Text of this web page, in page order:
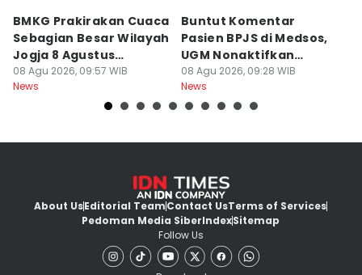
BMKG Prakirakan Cuaca
Sebagian Besar Wilayah
Jogja 8 Agustus
Berawan
08 Agu 2026, 09:57 WIB
News
Buntut Komentar
Pasien BPJS di Medsos,
UGM Nonaktifkan
Dokter PPDS
08 Agu 2026, 09:28 WIB
News
About UsEditorial TeamContact UsTerms of Services
Pedoman Media SiberIndexSitemap
Follow Us